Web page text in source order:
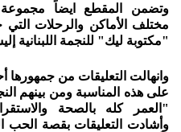
وتضمن المقطع ايضاً
مختلف الأماكن والرحلات التي
"مكتوبة ليك" للنجمة اللبنانية
وانهالت التعليقات من جمهورها
على هذه المناسبة ومن بينهم
"العمر كله بالصحة
وأشادت التعليقات بقصة الحب